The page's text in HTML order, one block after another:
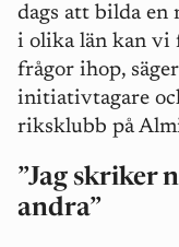
dags att bilda en
i olika län kan vi
frågor ihop,
initiativtagare
riksklubb på
”Jag skriker
andra”